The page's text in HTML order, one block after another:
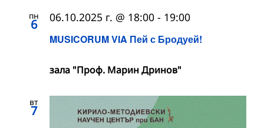
пн
6
MUSICORUM VIA Пей с Бродуей!
06.10.2025 г. @ 18:00 - 19:00
зала "Проф. Марин Дринов"
вт
7